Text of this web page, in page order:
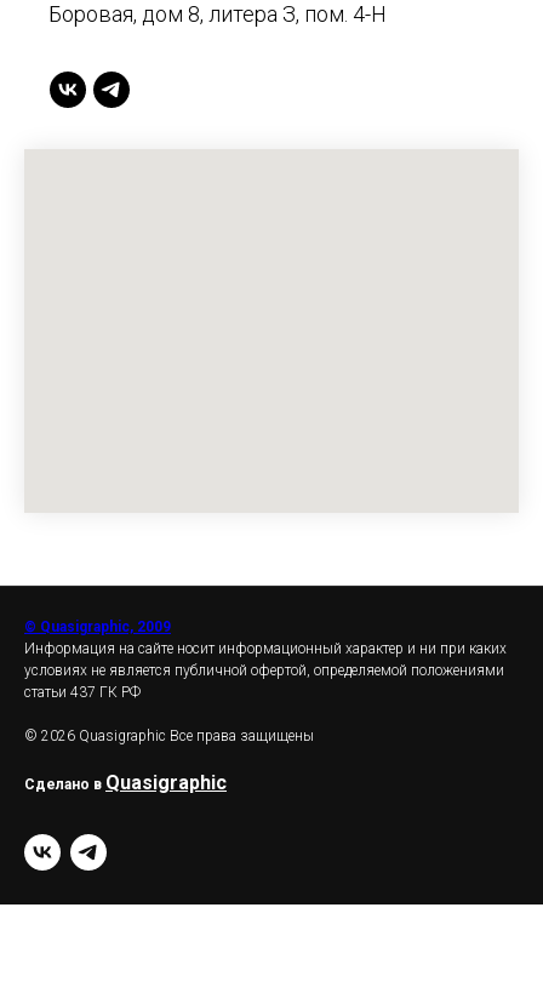
Боровая, дом 8, литера З, пом. 4-Н
© Quasigraphic, 2009
Информация на сайте носит информационный характер и ни при каких
условиях не является публичной офертой, определяемой положениями
статьи 437 ГК РФ
© 2026 Quasigraphic Все права защищены
Сделано в Quasigraphic